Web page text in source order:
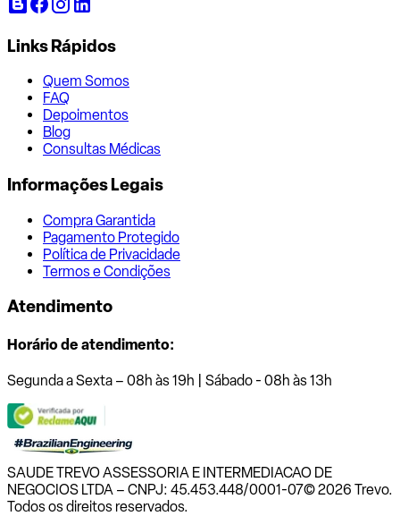
Links Rápidos
Quem Somos
FAQ
Depoimentos
Blog
Consultas Médicas
Informações Legais
Compra Garantida
Pagamento Protegido
Política de Privacidade
Termos e Condições
Atendimento
Horário de atendimento:
Segunda a Sexta – 08h às 19h | Sábado - 08h às 13h
SAUDE TREVO ASSESSORIA E INTERMEDIACAO DE
NEGOCIOS LTDA – CNPJ: 45.453.448/0001-07© 2026 Trevo.
Todos os direitos reservados.